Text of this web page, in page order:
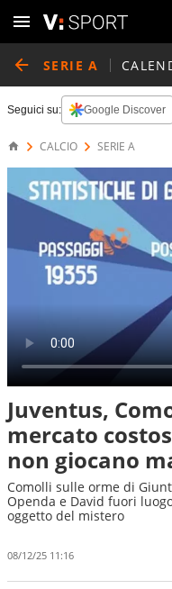
SERIE A
Seguici su: Google Discover
CALCIO SERIE A
Juventus,
mercato
non giocano
Comolli sulle orme di
Openda e David fuori
oggetto del mistero
08/12/25 11:16